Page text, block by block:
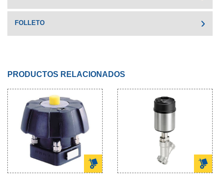
FOLLETO
PRODUCTOS RELACIONADOS